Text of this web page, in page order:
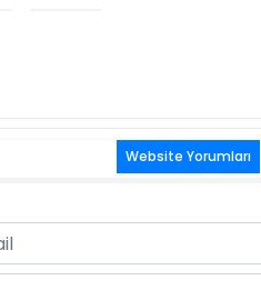
Website Yorumları